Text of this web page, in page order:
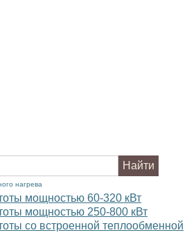
нагрева
мощностью 60-320 кВт
мощностью 250-800 кВт
со встроенной теплообменной